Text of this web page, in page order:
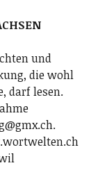
und
die wohl
darf lesen.